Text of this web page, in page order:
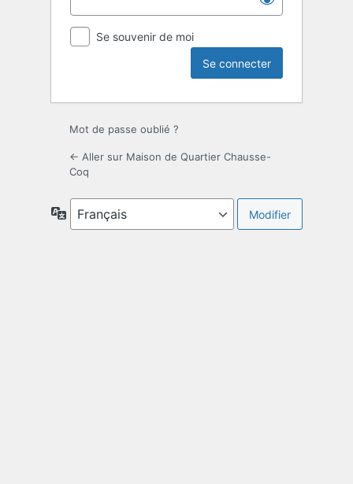
Se souvenir de moi
Mot de passe oublié ?
← Aller sur Maison de Quartier Chausse-
Coq
Langue